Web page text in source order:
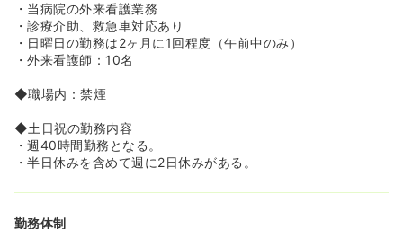
・当病院の外来看護業務
・診療介助、救急車対応あり
・日曜日の勤務は2ヶ月に1回程度（午前中のみ）
・外来看護師：10名
◆職場内：禁煙
◆土日祝の勤務内容
・週40時間勤務となる。
・半日休みを含めて週に2日休みがある。
勤務体制